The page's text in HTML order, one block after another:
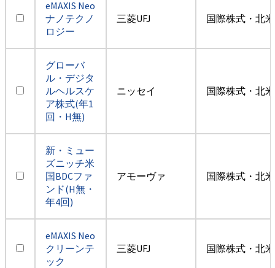
eMAXIS Neo
ナノテクノ
ロジー
三菱UFJ 国際株式・北
グローバ
ル・デジタ
ルヘルスケ
ア株式(年1
回・H無)
ニッセイ 国際株式・北
新・ミュー
ズニッチ米
国BDCファ
ンド(H無・
年4回)
アモーヴァ 国際株式・北
eMAXIS Neo
クリーンテ
ック
三菱UFJ 国際株式・北